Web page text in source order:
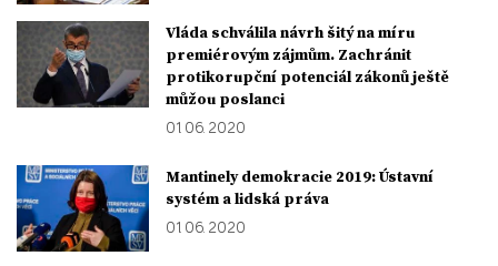
Vláda schválila návrh šitý na míru
premiérovým zájmům. Zachránit
protikorupční potenciál zákonů ještě
můžou poslanci
01. 06. 2020
Mantinely demokracie 2019: Ústavní
systém a lidská práva
01. 06. 2020